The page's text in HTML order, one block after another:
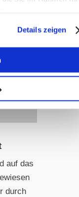
Details zeigen
auf das
durch